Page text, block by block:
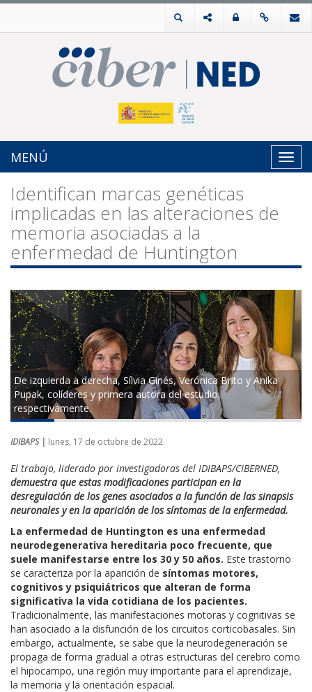
MENÚ
Identifican marcas genéticas
implicadas en las alteraciones de
memoria asociadas a la
enfermedad de Huntington
De izquierda a derecha, Sílvia Ginés, Verónica Brito y Anika
Pupak, colíderes y primera autora del estudio,
respectivamente.
IDIBAPS | lunes, 17 de octubre de 2022
El trabajo, liderado por investigadoras del IDIBAPS/CIBERNED,
demuestra que estas modificaciones participan en la
desregulación de los genes asociados a la función de las sinapsis
neuronales y en la aparición de los síntomas de la enfermedad.
La enfermedad de Huntington es una enfermedad
neurodegenerativa hereditaria poco frecuente, que
suele manifestarse entre los 30 y 50 años. Este trastorno
se caracteriza por la aparición de síntomas motores,
cognitivos y psiquiátricos que alteran de forma
significativa la vida cotidiana de los pacientes.
Tradicionalmente, las manifestaciones motoras y cognitivas se
han asociado a la disfunción de los circuitos corticobasales. Sin
embargo, actualmente, se sabe que la neurodegeneración se
propaga de forma gradual a otras estructuras del cerebro como
el hipocampo, una región muy importante para el aprendizaje,
la memoria y la orientación espacial.